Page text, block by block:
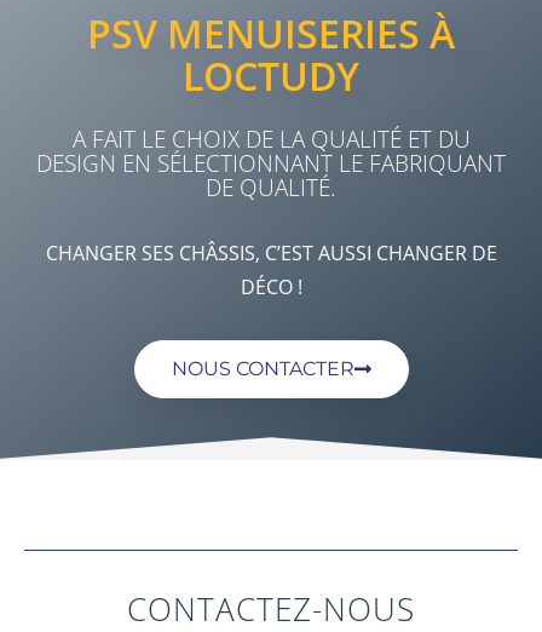
PSV MENUISERIES À
LOCTUDY
A FAIT LE CHOIX DE LA QUALITÉ ET DU
DESIGN EN SÉLECTIONNANT LE FABRIQUANT
DE QUALITÉ.
CHANGER SES CHÂSSIS, C’EST AUSSI CHANGER DE
DÉCO !
NOUS CONTACTER
CONTACTEZ-NOUS